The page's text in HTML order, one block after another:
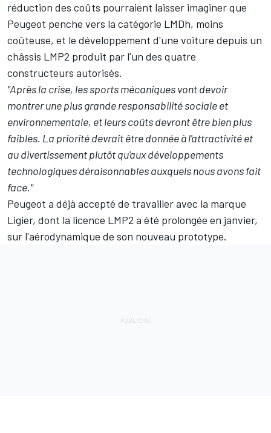
réduction des coûts pourraient laisser imaginer que
Peugeot penche vers la catégorie LMDh, moins
coûteuse, et le développement d'une voiture depuis un
châssis LMP2 produit par l'un des quatre
constructeurs autorisés.
"Après la crise, les sports mécaniques vont devoir
montrer une plus grande responsabilité sociale et
environnementale, et leurs coûts devront être bien plus
faibles. La priorité devrait être donnée à l'attractivité et
au divertissement plutôt qu'aux développements
technologiques déraisonnables auxquels nous avons fait
face."
Peugeot a déjà accepté de travailler avec la marque
Ligier, dont la licence LMP2 a été prolongée en janvier,
sur l'aérodynamique de son nouveau prototype.